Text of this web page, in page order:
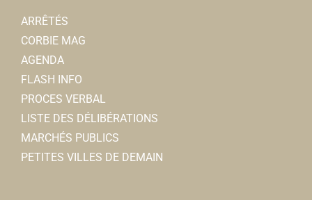
ARRÊTÉS
CORBIE MAG
AGENDA
FLASH INFO
PROCES VERBAL
LISTE DES DÉLIBÉRATIONS
MARCHÉS PUBLICS
PETITES VILLES DE DEMAIN